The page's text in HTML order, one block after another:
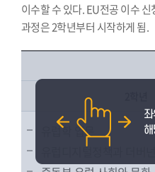
이수할 수 있다. EU전공 이수
과정은 2학년부터 시작하게 됨.
유럽학 입문
유럽디지털정책과 더버넌